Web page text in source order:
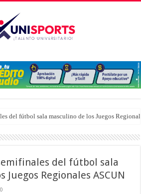
del fútbol sala masculino de los Juegos
del fútbol sala
Juegos Regionales ASCUN
0